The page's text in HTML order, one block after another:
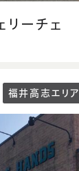
リーチェ
福井高志エリア